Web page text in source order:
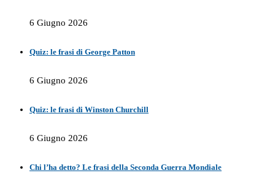
6 Giugno 2026
Quiz: le frasi di George Patton
6 Giugno 2026
Quiz: le frasi di Winston Churchill
6 Giugno 2026
Chi l’ha detto? Le frasi della Seconda Guerra Mondiale